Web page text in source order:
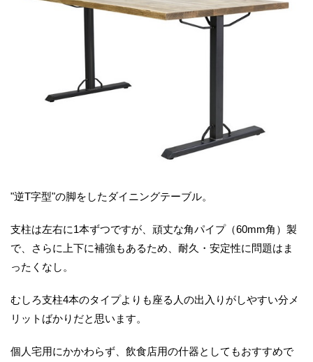
"逆T字型"の脚をしたダイニングテーブル。
支柱は左右に1本ずつですが、頑丈な角パイプ（60mm角）製
で、さらに上下に補強もあるため、耐久・安定性に問題はま
ったくなし。
むしろ支柱4本のタイプよりも座る人の出入りがしやすい分メ
リットばかりだと思います。
個人宅用にかかわらず、飲食店用の什器としてもおすすめで